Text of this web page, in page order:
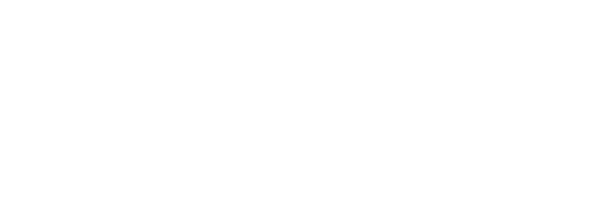
ist möglich, dass es sich
dort missbraucht werden.